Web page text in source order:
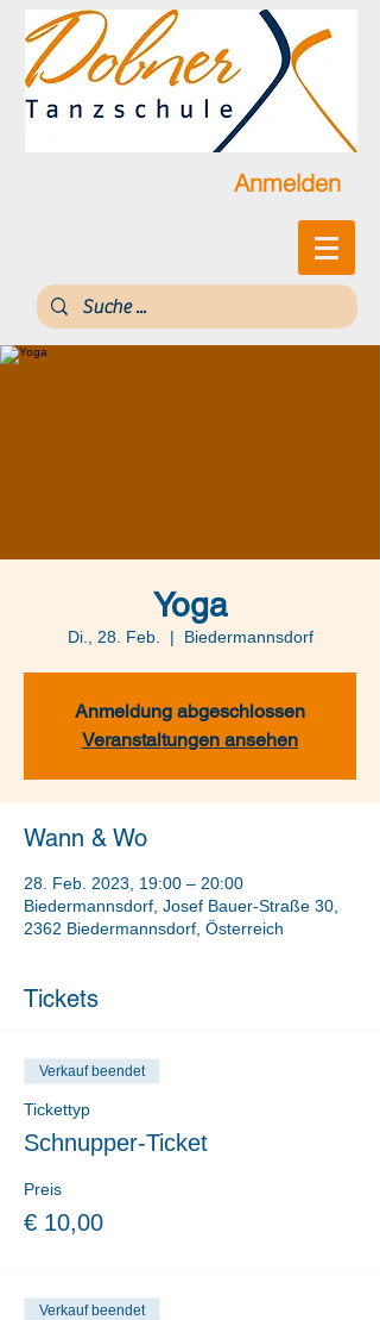
Anmelden
Yoga
Di., 28. Feb.
  |
Biedermannsdorf
Anmeldung abgeschlossen
Veranstaltungen ansehen
Wann & Wo
28. Feb. 2023, 19:00 – 20:00
Biedermannsdorf, Josef Bauer-Straße 30,
2362 Biedermannsdorf, Österreich
Tickets
Verkauf beendet
Tickettyp
Schnupper-Ticket
Preis
€ 10,00
Verkauf beendet